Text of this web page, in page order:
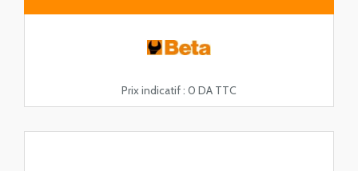
Prix indicatif : 0 DA TTC